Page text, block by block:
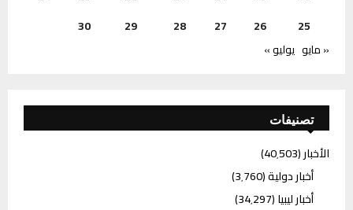
25
26
27
28
29
30
« مايو يوليو »
تصنيفات
الأخبار(40٬503)
أخبار دولية(3٬760)
أخبار ليبيا(34٬297)